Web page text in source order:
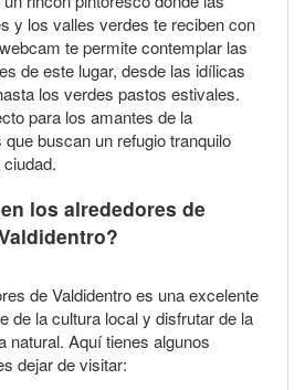
y los valles verdes te reciben con
te permite contemplar las
de este lugar, desde las idílicas
los verdes pastos estivales.
para los amantes de la
buscan un refugio tranquilo
los alrededores de
de Valdidentro es una excelente
de la cultura local y disfrutar de la
natural. Aquí tienes algunos
dejar de visitar: